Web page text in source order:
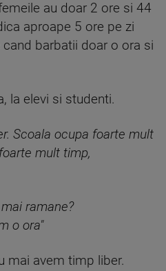
au doar 2 ore si 44
aproape 5 ore pe zi
barbatii doar o ora si
la elevi si studenti.
Scoala ocupa foarte mult
mult timp,
ramane?
o ora"
mai avem timp liber.